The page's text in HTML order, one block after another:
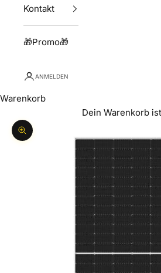
Kontakt
🎁Promo🎁
ANMELDEN
Warenkorb
Dein Warenkorb
Bild vergrößern